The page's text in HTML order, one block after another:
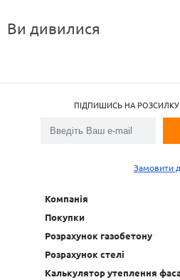
Ви дивилися
ПІДПИШИСЬ НА РОЗСИЛКУ
Замовити
Компанія
Покупки
Розрахунок газобетону
Розрахунок стелі
Калькулятор утеплення